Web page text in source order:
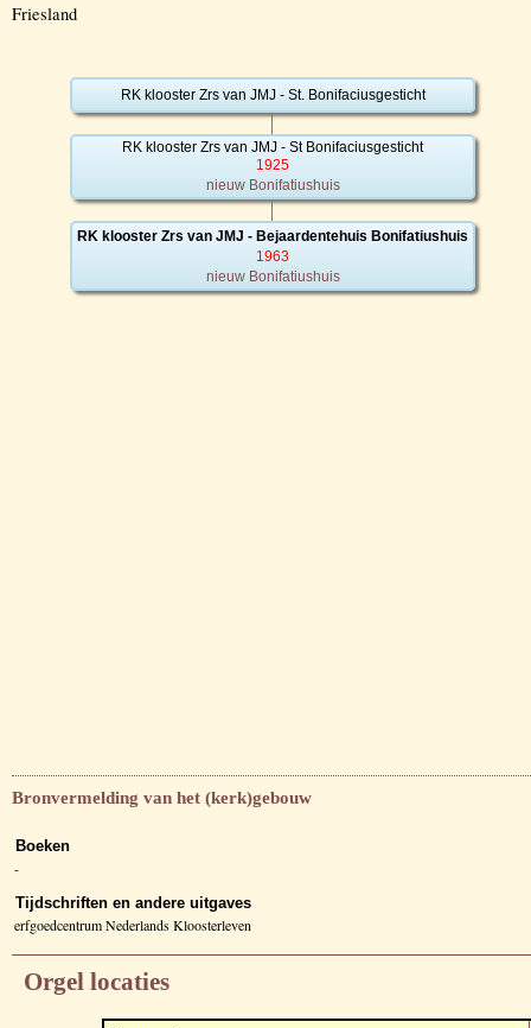
Friesland
RK klooster Zrs van JMJ - St. Bonifaciusgesticht
RK klooster Zrs van JMJ - St Bonifaciusgesticht
1925
nieuw Bonifatiushuis
RK klooster Zrs van JMJ - Bejaardentehuis Bonifatiushuis
1963
nieuw Bonifatiushuis
Bronvermelding van het (kerk)gebouw
Boeken
-
Tijdschriften en andere uitgaves
erfgoedcentrum Nederlands Kloosterleven
Orgel locaties